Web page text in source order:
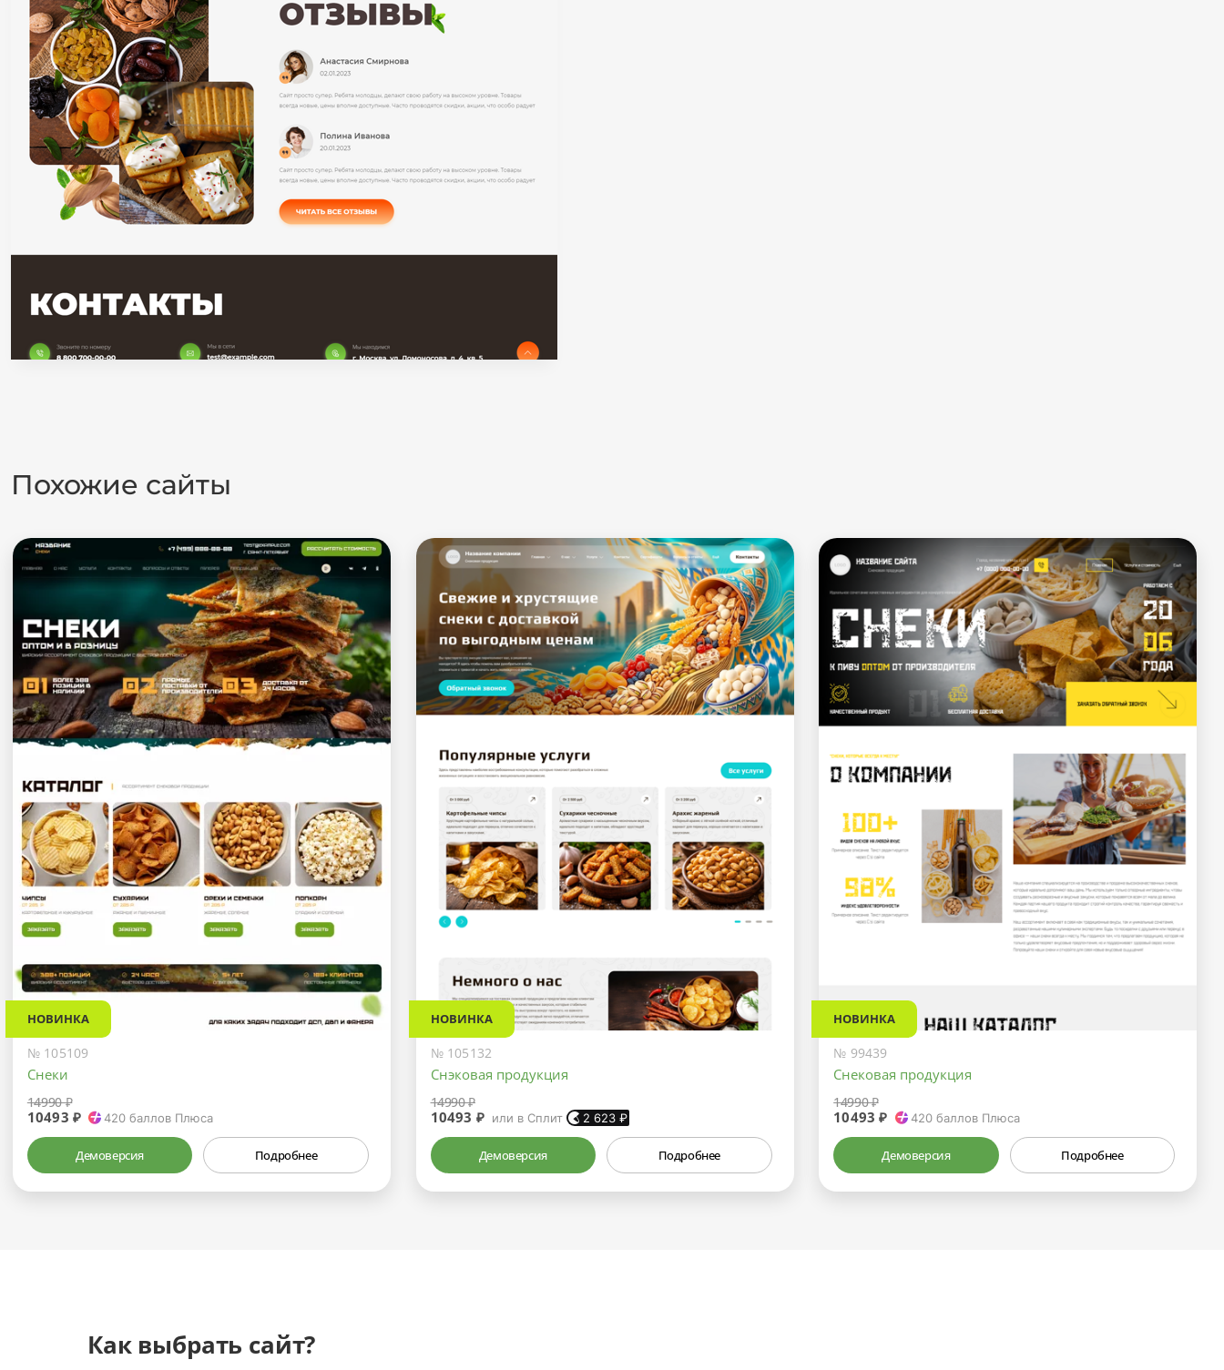
Похожие сайты
НОВИНКА
№ 105109
Снеки
14990 ₽
10493 ₽ 420 баллов Плюса
Демоверсия Подробнее
НОВИНКА
№ 105132
Снэковая продукция
14990 ₽
10493 ₽ или в Сплит 2 623₽
Демоверсия Подробнее
НОВИНКА
№ 99439
Снековая продукция
14990 ₽
10493 ₽ 420баллов Плюса
Демоверсия Подробнее
Как выбрать сайт?